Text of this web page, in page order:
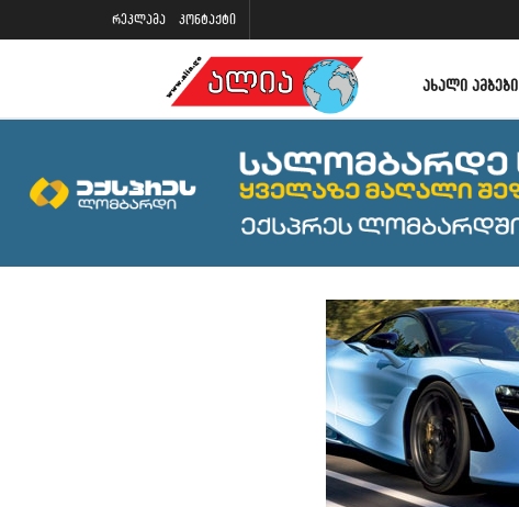
რეკლამა კონტაქტი
ᲐᲮᲐᲚᲘ ᲐᲛᲑᲔᲑᲘ